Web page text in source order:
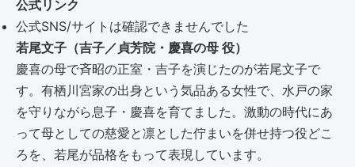
公式リンク
公式SNS/サイトは確認できませんでした
若尾文子（吉子／貞芳院・慶喜の母 役）
慶喜の母で斉昭の正室・吉子を演じたのが若尾文子で
す。有栖川宮家の出身という気品ある女性で、水戸の家
を守りながら息子・慶喜を育てました。激動の時代にあ
って母としての慈愛と凛とした佇まいを併せ持つ役どこ
ろを、若尾が品格をもって表現しています。